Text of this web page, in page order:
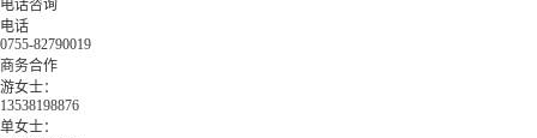
电话咨询
电话
0755-82790019
商务合作
游女士：
13538198876
单女士：